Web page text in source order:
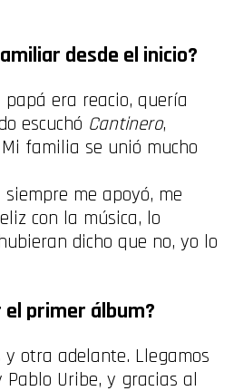
desde el inicio?
era reacio, quería
escuchó Cantinero,
familia se unió mucho
me apoyó, me
con la música, lo
dicho que no, yo lo
primer álbum?
otra adelante. Llegamos
Uribe, y gracias al